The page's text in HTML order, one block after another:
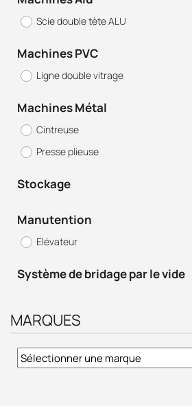
Scie double tète ALU
Machines PVC
Ligne double vitrage
Machines Métal
Cintreuse
Presse plieuse
Stockage
Manutention
Elévateur
Système de bridage par le vide
MARQUES